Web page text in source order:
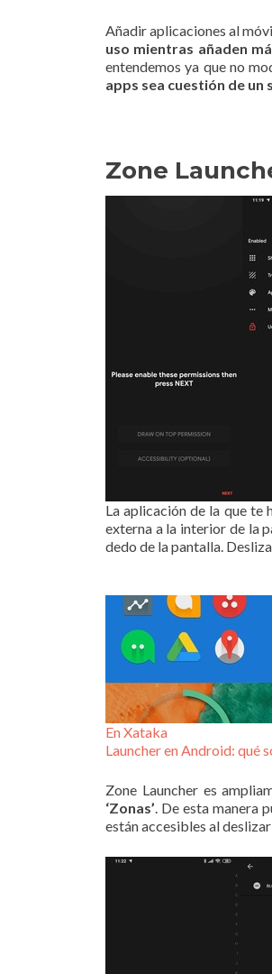
Añadir aplicaciones al
uso mientras añaden
entendemos ya que no
apps sea cuestión de un
Zone
La aplicación de la que te
externa a la interior de la
dedo de la pantalla.
En Xataka
Launcher en Android: qué
Zone Launcher es
‘Zonas’. De esta manera
están accesibles al